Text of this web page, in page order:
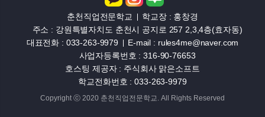
춘천직업전문학교
학교장 : 홍창경
주소 : 강원특별자치도 춘천시 공지로 257 2,3,4층(효자동)
대표전화 : 033-263-9979
E-mail : rules4me@naver.com
사업자등록번호 : 316-90-76653
호스팅 제공자 : 주식회사 맑은소프트
학교전화번호 : 033-263-9979
Copyright ⓒ 2020 춘천직업전문학교. All Rights Reserved